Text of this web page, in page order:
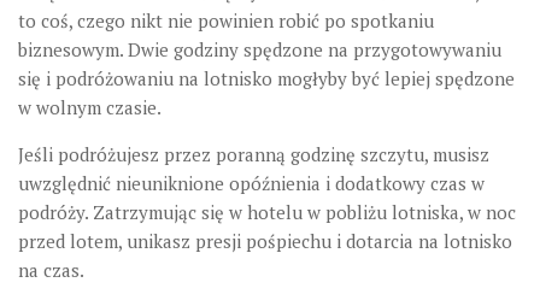
to coś, czego nikt nie powinien robić po spotkaniu
biznesowym. Dwie godziny spędzone na przygotowywaniu
się i podróżowaniu na lotnisko mogłyby być lepiej spędzone
w wolnym czasie.
Jeśli podróżujesz przez poranną godzinę szczytu, musisz
uwzględnić nieuniknione opóźnienia i dodatkowy czas w
podróży. Zatrzymując się w hotelu w pobliżu lotniska, w noc
przed lotem, unikasz presji pośpiechu i dotarcia na lotnisko
na czas.